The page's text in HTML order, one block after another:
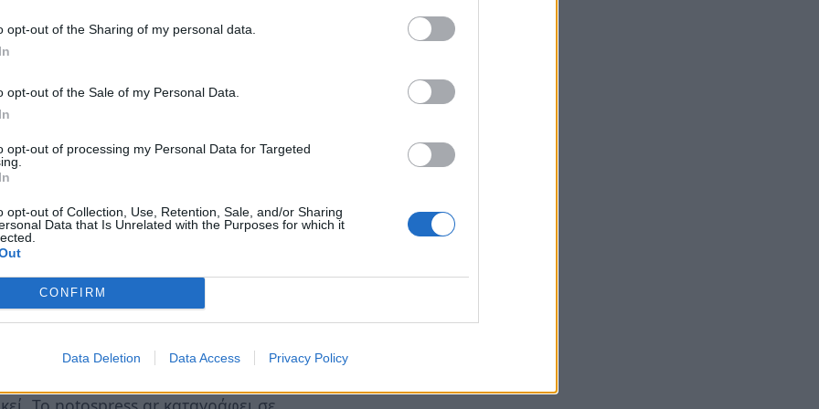
opt-out of the Sharing of my personal data.
opt-out of the Sale of my Personal Data.
opt-out of processing my Personal Data for Targeted
opt-out of Collection, Use, Retention, Sale, and/or Sharing
Data that Is Unrelated with the Purposes for which it
CONFIRM
Data Deletion Data Access Privacy Policy
σημαντικά ζητήματα ότι έγκαιρα και
τους πρωταγωνιστές. Το ίδιο
της Σπάρτης, παρ΄ όλο που σχεδόν ποτέ
άπλετα για την ενημέρωση των
εξελίξεις έως ότου κοπεί η κορδέλα…
Σπάρτης, κ. Σωτήρης Μπότσιος, σε
κ. Βαγγέλη Σπανό, αναζήτησαν
Σπάρτης. Δηλαδή λύση για τη δημιουργία
έφερε να διερευνούν μετ΄επιτάσεως την
στρατοπέδου του ΚΕΕΜ. Ωστόσο ο όρος του
για την χρήση και παρέπεμπε, την
του Νοσοκομείου - ότι υπάρχει έκταση
Νοσοκομείο, οδηγεί αμέσως στην